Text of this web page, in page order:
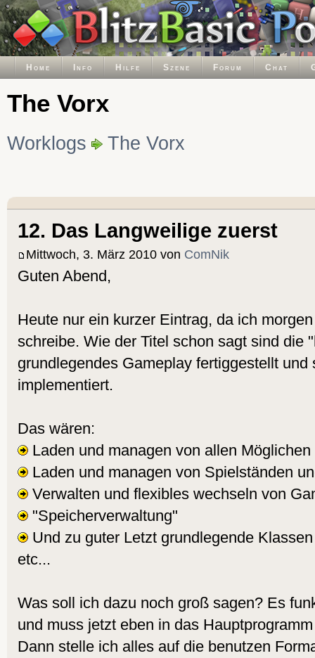
Home Info Hilfe Szene Forum Chat
The Vorx
Worklogs The Vorx
12. Das Langweilige zuerst
Mittwoch, 3. März 2010 von ComNik
Guten Abend,
Heute nur ein kurzer Eintrag, da ich
schreibe. Wie der Titel schon sagt sind die
grundlegendes Gameplay fertiggestellt und
implementiert.
Das wären:
Laden und managen von allen
Laden und managen von Spielständen
Verwalten und flexibles wechseln von
"Speicherverwaltung"
Und zu guter Letzt grundlegende
etc...
Was soll ich dazu noch groß sagen? Es
und muss jetzt eben in das
Dann stelle ich alles auf die benutzen